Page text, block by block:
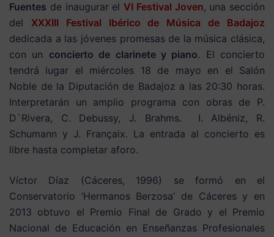
Fuentes de inaugurar el VI Festival Joven, una sección
del XXXIII Festival Ibérico de Música de Badajoz
dedicada a las jóvenes promesas de la música clásica,
con un concierto de clarinete y piano. El concierto
tendrá lugar el miércoles 18 de mayo en el Salón
Noble de la Diputación de Badajoz a las 20:30 horas.
Interpretarán un amplio programa con obras de P.
D`Rivera, C. Debussy, J. Brahms. I. Albéniz, R.
Schumann y J. Françaix. La entrada al concierto es
libre hasta completar aforo.
Víctor Díaz (Cáceres, 1996) se formó en el
Conservatorio ‘Hermanos Berzosa’ de Cáceres y en
2013 obtuvo el Premio Final de Grado y el Premio
Nacional de Educación en Enseñanzas Profesionales